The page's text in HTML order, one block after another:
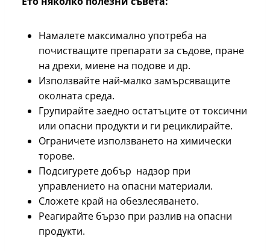
Намалете максимално употреба на
почистващите препарати за съдове, пране
на дрехи, миене на подове и др.
Използвайте най-малко замърсяващите
околната среда.
Групирайте заедно остатъците от токсични
или опасни продукти и ги рециклирайте.
Ограничете използването на химически
торове.
Подсигурете добър надзор при
управлението на опасни материали.
Сложете край на обезлесяването.
Реагирайте бързо при разлив на опасни
продукти.